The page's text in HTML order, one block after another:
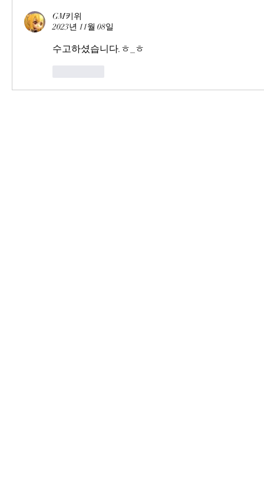
GM키위
2023년 11월 08일
수고하셨습니다.ㅎ_ㅎ